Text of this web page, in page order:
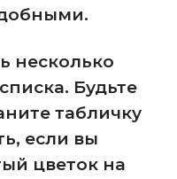
несколько
Будьте
табличку
если вы
цветок на